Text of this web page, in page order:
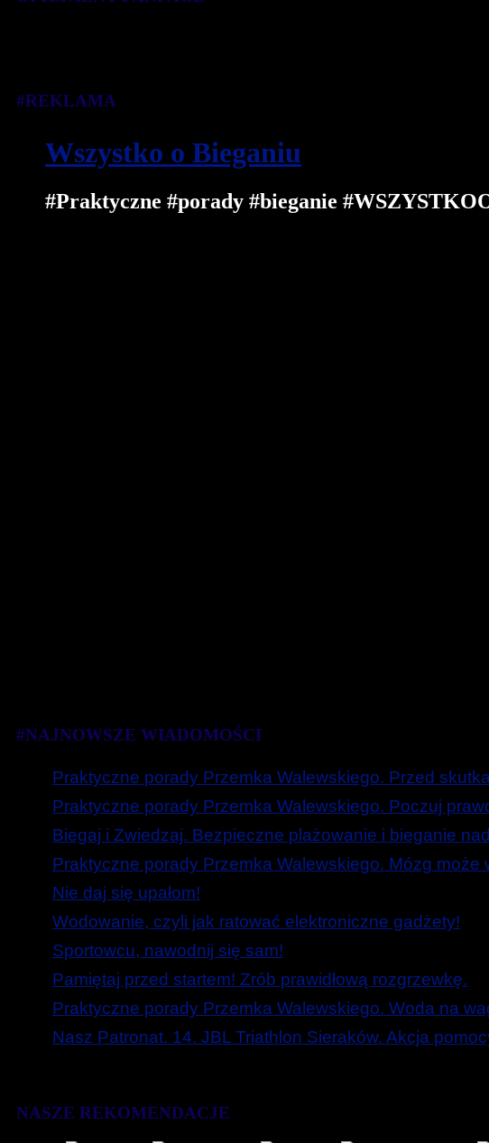
Wszystko o Bieganiu
#Praktyczne #porady #bieganie
#REKLAMA
#NAJNOWSZE WIADOMOŚCI
Praktyczne porady Przemka Walewskiego. Przed
Praktyczne porady Przemka Walewskiego. Poczuj
Biegaj i Zwiedzaj. Bezpieczne plażowanie i bieganie
Praktyczne porady Przemka Walewskiego. Mózg może
Nie daj się upałom!
Wodowanie, czyli jak ratować elektroniczne gadżety!
Sportowcu, nawodnij się sam!
Pamiętaj przed startem! Zrób prawidłową rozgrzewkę.
Praktyczne porady Przemka Walewskiego. Woda na
Nasz Patronat. 14. JBL Triathlon Sieraków. Akcja
NASZE REKOMENDACJE